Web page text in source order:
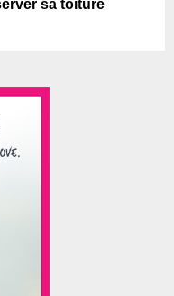
sa toiture